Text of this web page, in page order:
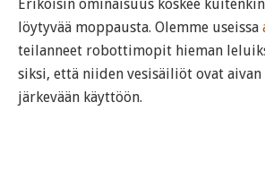
Erikoisin ominaisuus koskee
löytyvää moppausta. Olemme useissa
teilanneet robottimopit hieman
siksi, että niiden vesisäiliöt ovat
järkevään käyttöön.